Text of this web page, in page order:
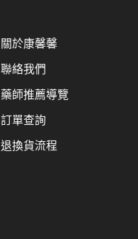
關於康馨馨
聯絡我們
藥師推薦導覽
訂單查詢
退換貨流程